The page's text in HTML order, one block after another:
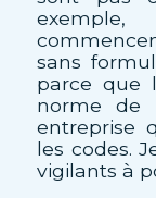
sans
parce que
norme de
entreprise
les codes.
vigilants à